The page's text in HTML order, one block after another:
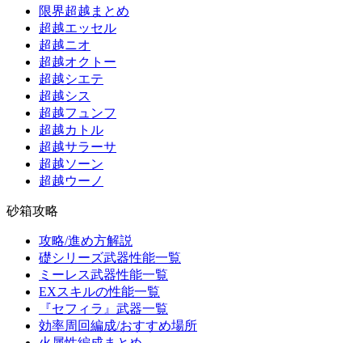
限界超越まとめ
超越エッセル
超越ニオ
超越オクトー
超越シエテ
超越シス
超越フュンフ
超越カトル
超越サラーサ
超越ソーン
超越ウーノ
砂箱攻略
攻略/進め方解説
礎シリーズ武器性能一覧
ミーレス武器性能一覧
EXスキルの性能一覧
『セフィラ』武器一覧
効率周回編成/おすすめ場所